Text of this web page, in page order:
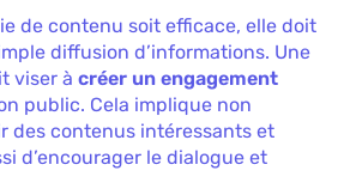
de contenu soit efficace, elle doit
diffusion d’informations. Une
viser à créer un engagement
public. Cela implique non
des contenus intéressants et
d’encourager le dialogue et